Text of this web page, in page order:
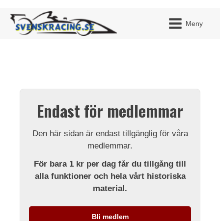
Meny
Endast för medlemmar
Den här sidan är endast tillgänglig för våra
medlemmar.
För bara 1 kr per dag får du tillgång till
alla funktioner och hela vårt historiska
material.
Bli medlem